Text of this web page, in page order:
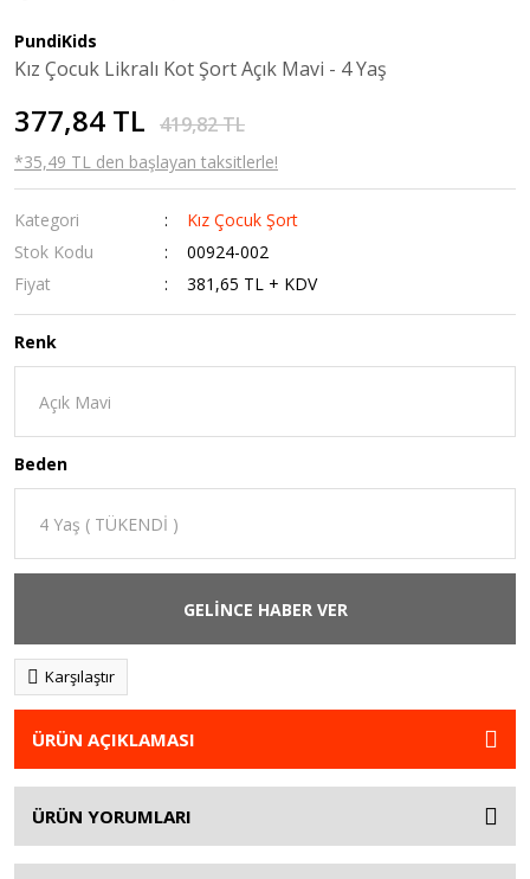
PundiKids
Kız Çocuk Likralı Kot Şort Açık Mavi - 4 Yaş
377,84 TL 419,82 TL
*35,49 TL den başlayan taksitlerle!
Kategori
Kız Çocuk Şort
Stok Kodu
00924-002
Fiyat
381,65 TL + KDV
Renk
Beden
GELİNCE HABER VER
Karşılaştır
ÜRÜN AÇIKLAMASI
ÜRÜN YORUMLARI